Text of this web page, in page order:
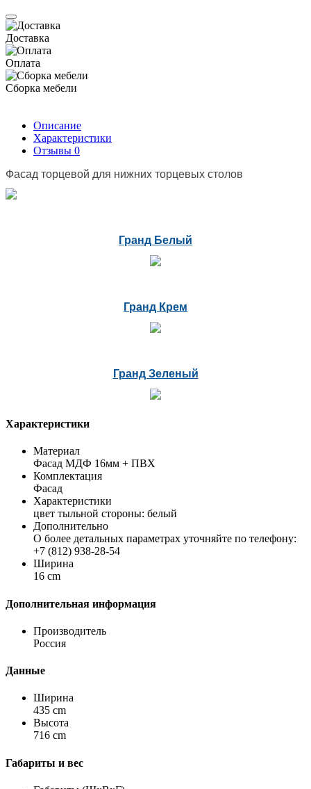
Доставка
Оплата
Сборка мебели
Описание
Характеристики
Отзывы 0
Фасад торцевой для нижних торцевых столов
Гранд Белый
Гранд Крем
Гранд Зеленый
Характеристики
Материал
Фасад МДФ 16мм + ПВХ
Комплектация
Фасад
Характеристики
цвет тыльной стороны: белый
Дополнительно
О более детальных параметрах уточняйте по телефону:
+7 (812) 938-28-54
Ширина
16 cm
Дополнительная информация
Производитель
Россия
Данные
Ширина
435 cm
Высота
716 cm
Габариты и вес